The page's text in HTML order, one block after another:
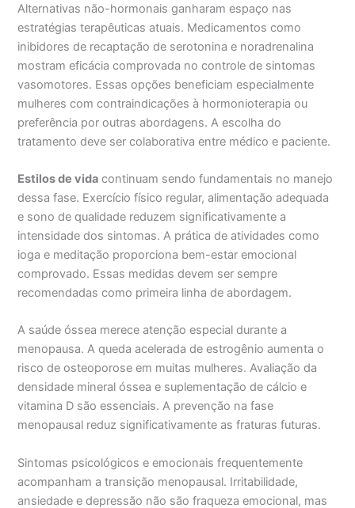
Alternativas não-hormonais ganharam espaço nas
estratégias terapêuticas atuais. Medicamentos como
inibidores de recaptação de serotonina e noradrenalina
mostram eficácia comprovada no controle de sintomas
vasomotores. Essas opções beneficiam especialmente
mulheres com contraindicações à hormonioterapia ou
preferência por outras abordagens. A escolha do
tratamento deve ser colaborativa entre médico e paciente.
Estilos de vida continuam sendo fundamentais no manejo
dessa fase. Exercício físico regular, alimentação adequada
e sono de qualidade reduzem significativamente a
intensidade dos sintomas. A prática de atividades como
ioga e meditação proporciona bem-estar emocional
comprovado. Essas medidas devem ser sempre
recomendadas como primeira linha de abordagem.
A saúde óssea merece atenção especial durante a
menopausa. A queda acelerada de estrogênio aumenta o
risco de osteoporose em muitas mulheres. Avaliação da
densidade mineral óssea e suplementação de cálcio e
vitamina D são essenciais. A prevenção na fase
menopausal reduz significativamente as fraturas futuras.
Sintomas psicológicos e emocionais frequentemente
acompanham a transição menopausal. Irritabilidade,
ansiedade e depressão não são fraqueza emocional, mas